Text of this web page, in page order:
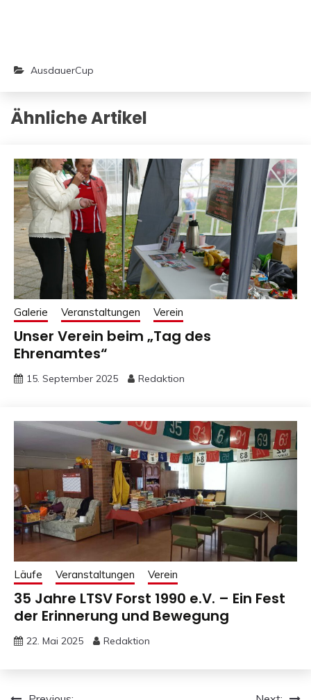
AusdauerCup
Ähnliche Artikel
Galerie Veranstaltungen Verein
Unser Verein beim „Tag des
Ehrenamtes“
15. September 2025 Redaktion
Läufe Veranstaltungen Verein
35 Jahre LTSV Forst 1990 e.V. – Ein Fest
der Erinnerung und Bewegung
22. Mai 2025 Redaktion